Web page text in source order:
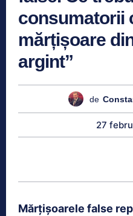
consumatorii
mărțișoare
argint”
de
27
Mărțișoarele false